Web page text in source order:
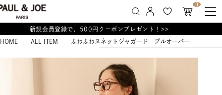
0
新規会員登録で、500円クーポンプレゼント！>>
HOME ALL ITEM ふわふわヌネットジャガード プルオーバー